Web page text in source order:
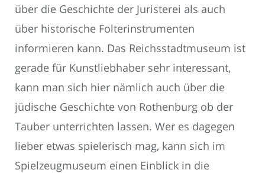
über die Geschichte der Juristerei als auch
über historische Folterinstrumenten
informieren kann. Das Reichsstadtmuseum ist
gerade für Kunstliebhaber sehr interessant,
kann man sich hier nämlich auch über die
jüdische Geschichte von Rothenburg ob der
Tauber unterrichten lassen. Wer es dagegen
lieber etwas spielerisch mag, kann sich im
Spielzeugmuseum einen Einblick in die